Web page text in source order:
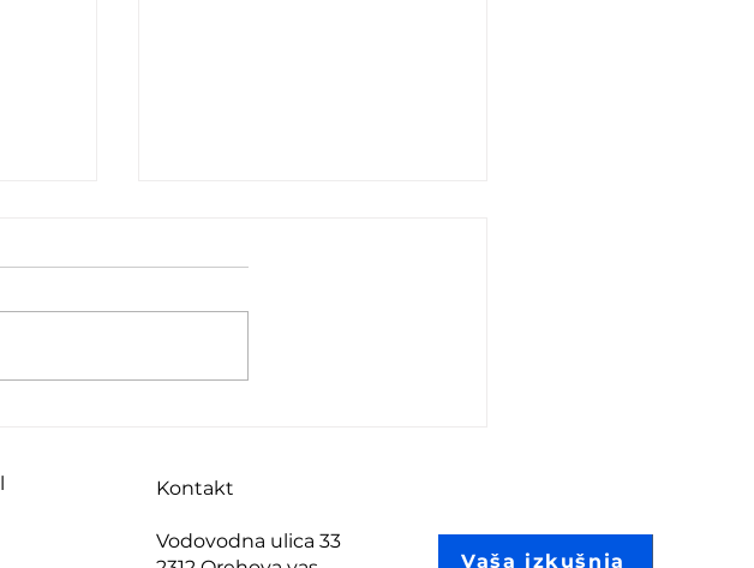
Vaša izkušnja
Kontakt
Vodovodna ulica 33